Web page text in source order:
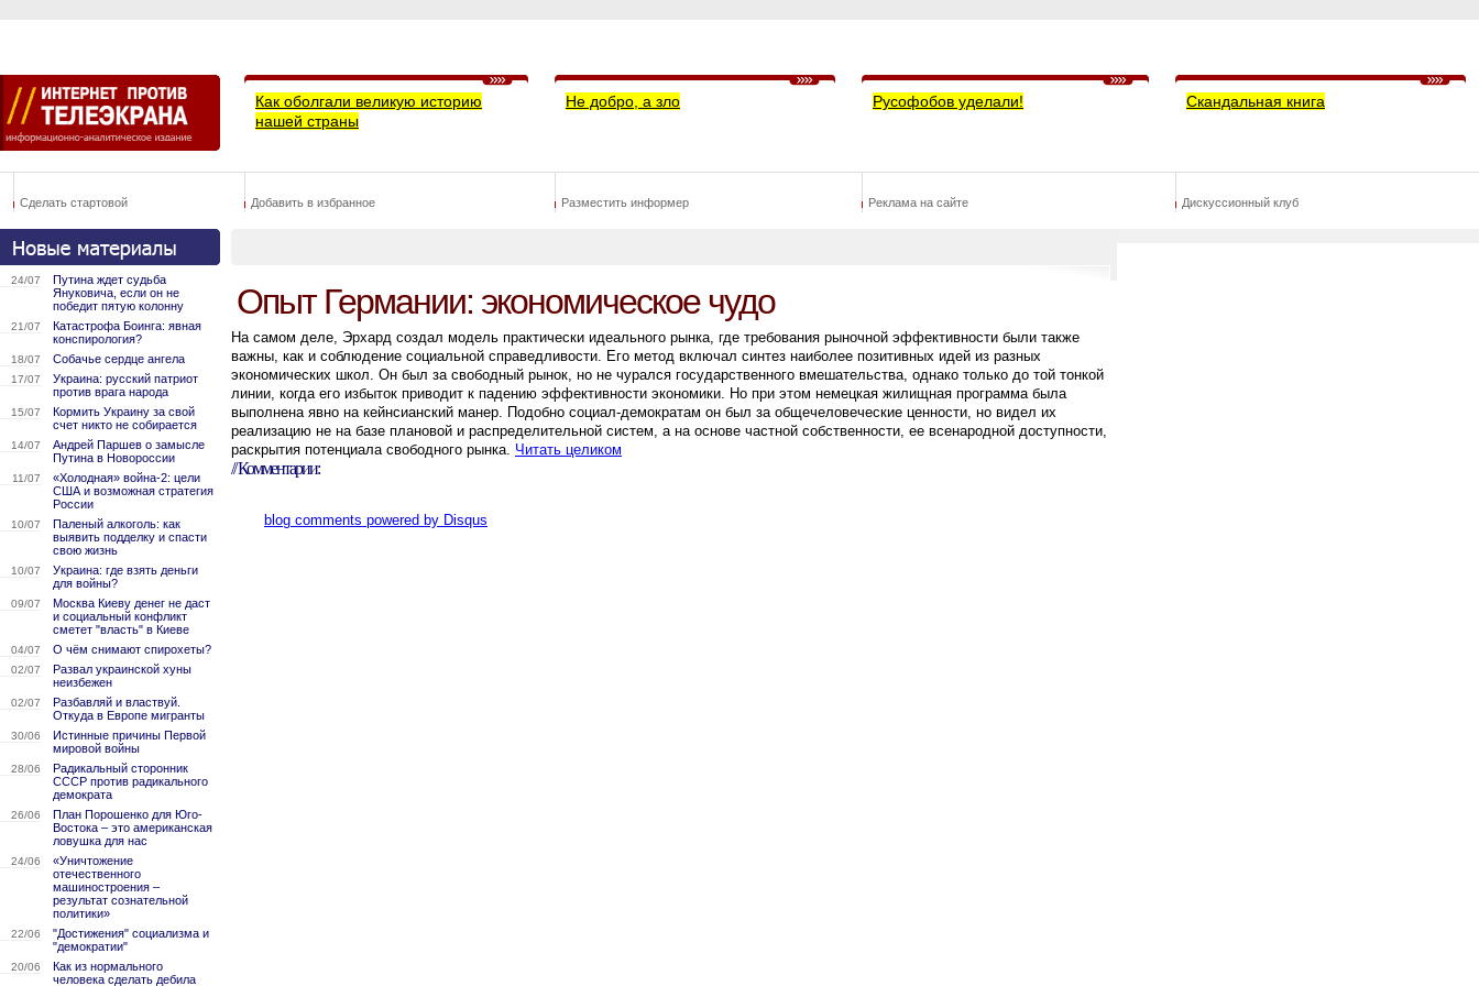
Как оболгали великую историю
нашей страны
Не добро, а зло Русофобов уделали! Скандальная книга
Сделать стартовой Добавить в избранное Разместить информер Реклама на сайте Дискуссионный клуб
24/07
Путина ждет судьба
Януковича, если он не
победит пятую колонну
21/07
Катастрофа Боинга: явная
конспирология?
18/07 Собачье сердце ангела
17/07
Украина: русский патриот
против врага народа
15/07
Кормить Украину за свой
счет никто не собирается
14/07
Андрей Паршев о замысле
Путина в Новороссии
11/07
«Холодная» война-2: цели
США и возможная стратегия
России
10/07
Паленый алкоголь: как
выявить подделку и спасти
свою жизнь
10/07
Украина: где взять деньги
для войны?
09/07
Москва Киеву денег не даст
и социальный конфликт
сметет "власть" в Киеве
04/07 О чём снимают спирохеты?
02/07
Развал украинской хуны
неизбежен
02/07
Разбавляй и властвуй.
Откуда в Европе мигранты
30/06
Истинные причины Первой
мировой войны
28/06
Радикальный сторонник
СССР против радикального
демократа
26/06
План Порошенко для Юго-
Востока – это американская
ловушка для нас
24/06
«Уничтожение
отечественного
машиностроения –
результат сознательной
политики»
22/06
"Достижения" социализма и
"демократии"
20/06
Как из нормального
человека сделать дебила
Опыт Германии: экономическое чудо
На самом деле, Эрхард создал модель практически идеального рынка, где требования рыночной эффективности были также
важны, как и соблюдение социальной справедливости. Его метод включал синтез наиболее позитивных идей из разных
экономических школ. Он был за свободный рынок, но не чурался государственного вмешательства, однако только до той тонкой
линии, когда его избыток приводит к падению эффективности экономики. Но при этом немецкая жилищная программа была
выполнена явно на кейнсианский манер. Подобно социал-демократам он был за общечеловеческие ценности, но видел их
реализацию не на базе плановой и распределительной систем, а на основе частной собственности, ее всенародной доступности,
раскрытия потенциала свободного рынка. Читать целиком
// Комментарии:
blog comments powered by Disqus